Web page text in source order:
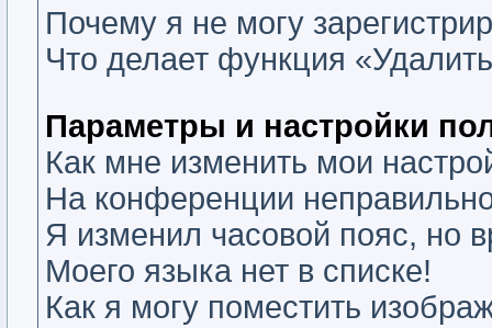
Почему я не могу
Что делает функция
Параметры и настройки
Как мне изменить мои
На конференции
Я изменил часовой пояс, но
Моего языка нет в списке!
Как я могу поместить